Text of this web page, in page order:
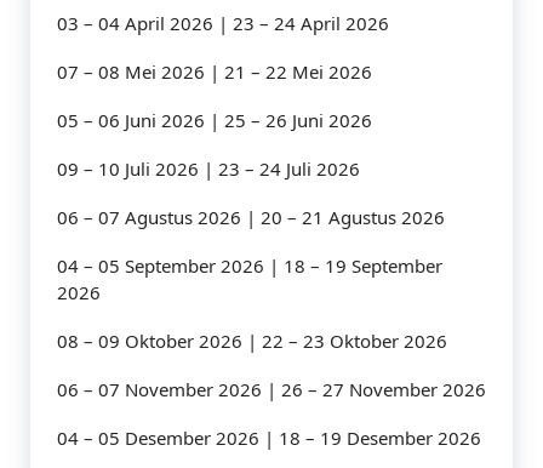
03 – 04 April 2026 | 23 – 24 April 2026
07 – 08 Mei 2026 | 21 – 22 Mei 2026
05 – 06 Juni 2026 | 25 – 26 Juni 2026
09 – 10 Juli 2026 | 23 – 24 Juli 2026
06 – 07 Agustus 2026 | 20 – 21 Agustus 2026
04 – 05 September 2026 | 18 – 19 September
2026
08 – 09 Oktober 2026 | 22 – 23 Oktober 2026
06 – 07 November 2026 | 26 – 27 November 2026
04 – 05 Desember 2026 | 18 – 19 Desember 2026